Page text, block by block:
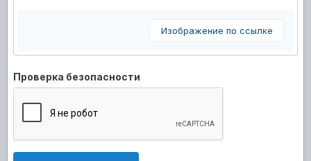
Изображение по ссылке
Проверка безопасности